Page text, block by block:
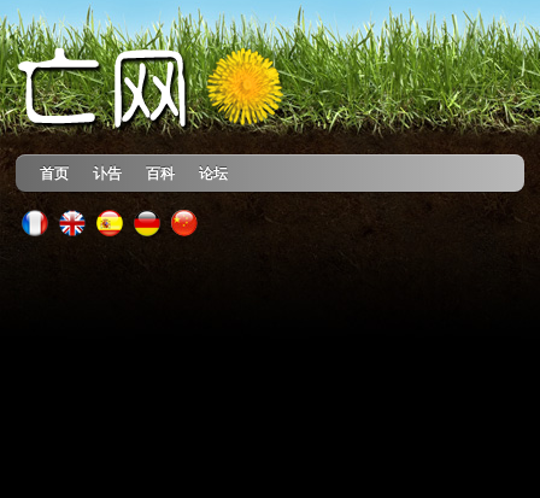
首页 讣告 百科 论坛